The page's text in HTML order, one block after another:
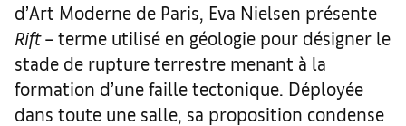
d’Art Moderne de Paris, Eva Nielsen présente
Rift– terme utilisé en géologie pour désigner le
stade de rupture terrestre menant à la
formation d’une faille tectonique. Déployée
dans toute une salle, sa proposition condense